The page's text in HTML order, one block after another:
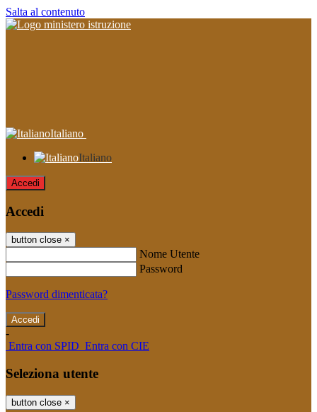
Salta al contenuto
Italiano
Italiano
Accedi
Accedi
button close ×
Nome Utente
Password
Password dimenticata?
-
Entra con SPID Entra con CIE
Seleziona utente
button close ×